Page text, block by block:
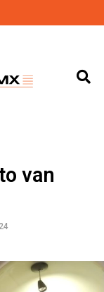
van